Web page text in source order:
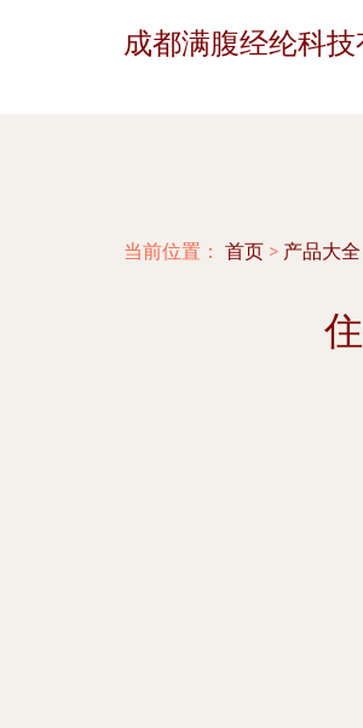
成都满腹经纶科技
当前位置： 首页 > 产品大全